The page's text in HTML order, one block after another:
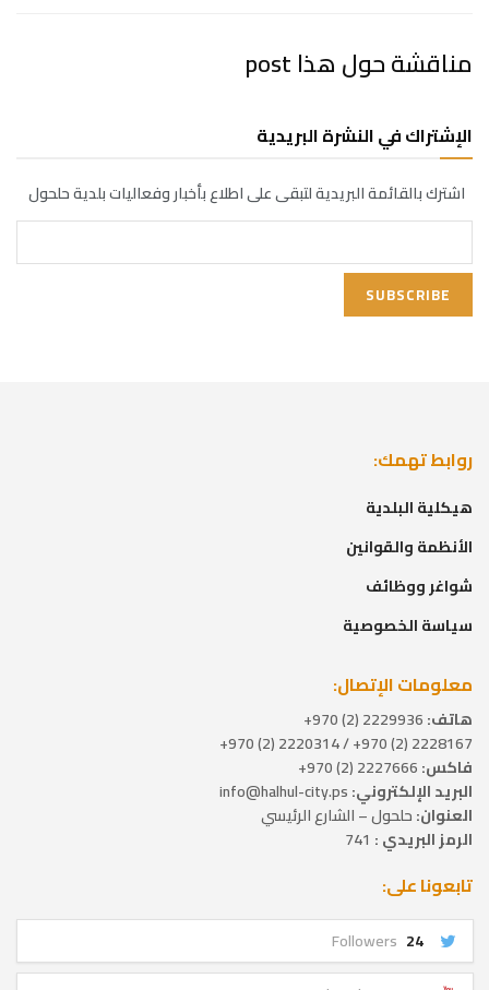
مناقشة حول هذا post
الإشتراك في النشرة البريدية
اشترك بالقائمة البريدية لتبقى على اطلاع بأخبار وفعاليات بلدية حلحول
روابط تهمك:
هيكلية البلدية
الأنظمة والقوانين
شواغر ووظائف
سياسة الخصوصية
معلومات الإتصال:
هاتف:
2228167 (2) 970+ / 2220314 (2) 970+
فاكس:
البريد الإلكتروني:
العنوان:حلحول – الشارع الرئيسي
الرمز البريدي :
تابعونا على:
24
Followers